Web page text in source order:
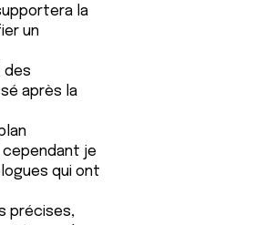
la
un
des
après la
je
qui ont
précises,